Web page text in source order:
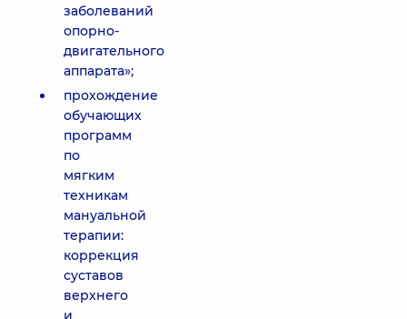
заболеваний
опорно-
двигательного
аппарата»;
прохождение
обучающих
программ
по
мягким
техникам
мануальной
терапии:
коррекция
суставов
верхнего
и